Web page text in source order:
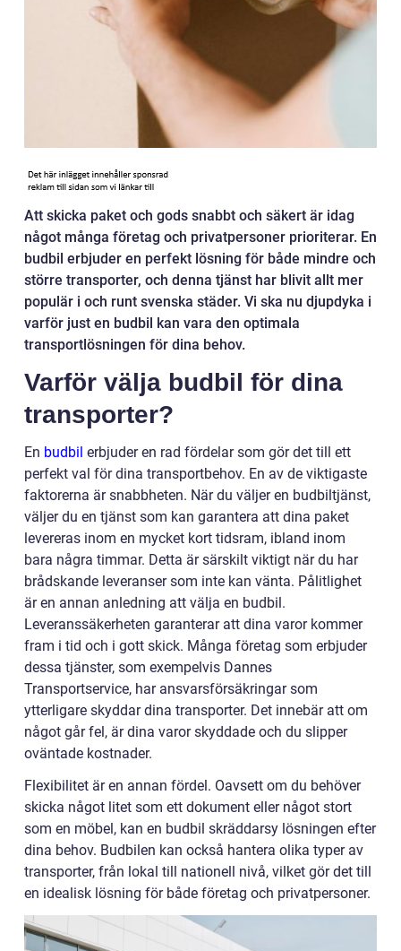
Att skicka paket och gods snabbt och säkert är idag
något många företag och privatpersoner prioriterar. En
budbil erbjuder en perfekt lösning för både mindre och
större transporter, och denna tjänst har blivit allt mer
populär i och runt svenska städer. Vi ska nu djupdyka i
varför just en budbil kan vara den optimala
transportlösningen för dina behov.
Varför välja budbil för dina
transporter?
En budbil erbjuder en rad fördelar som gör det till ett
perfekt val för dina transportbehov. En av de viktigaste
faktorerna är snabbheten. När du väljer en budbiltjänst,
väljer du en tjänst som kan garantera att dina paket
levereras inom en mycket kort tidsram, ibland inom
bara några timmar. Detta är särskilt viktigt när du har
brådskande leveranser som inte kan vänta. Pålitlighet
är en annan anledning att välja en budbil.
Leveranssäkerheten garanterar att dina varor kommer
fram i tid och i gott skick. Många företag som erbjuder
dessa tjänster, som exempelvis Dannes
Transportservice, har ansvarsförsäkringar som
ytterligare skyddar dina transporter. Det innebär att om
något går fel, är dina varor skyddade och du slipper
oväntade kostnader.
Flexibilitet är en annan fördel. Oavsett om du behöver
skicka något litet som ett dokument eller något stort
som en möbel, kan en budbil skräddarsy lösningen efter
dina behov. Budbilen kan också hantera olika typer av
transporter, från lokal till nationell nivå, vilket gör det till
en idealisk lösning för både företag och privatpersoner.